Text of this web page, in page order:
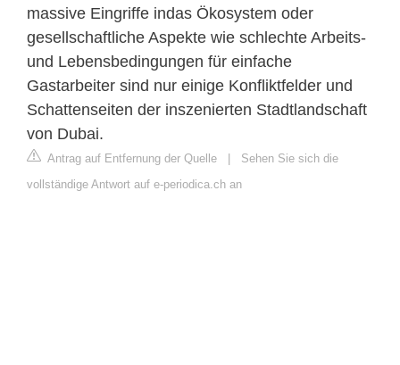
massive Eingriffe indas Ökosystem oder
gesellschaftliche Aspekte wie schlechte Arbeits-
und Lebensbedingungen für einfache
Gastarbeiter sind nur einige Konfliktfelder und
Schattenseiten der inszenierten Stadtlandschaft
von Dubai.
Antrag auf Entfernung der Quelle
Sehen Sie sich die
vollständige Antwort auf e-periodica.ch an